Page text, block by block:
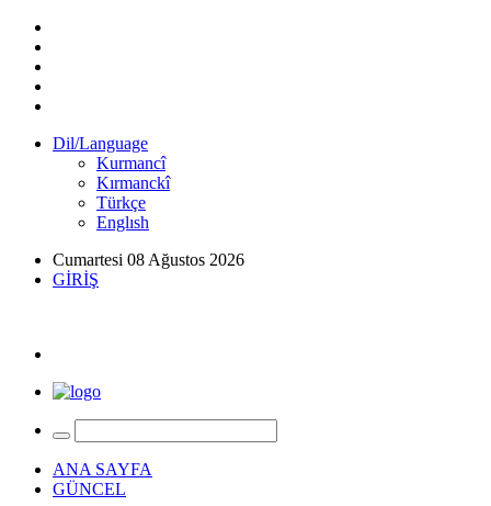
Dil/Language
Kurmancî
Kırmanckî
Türkçe
Englısh
Cumartesi 08 Ağustos 2026
GİRİŞ
ANA SAYFA
GÜNCEL